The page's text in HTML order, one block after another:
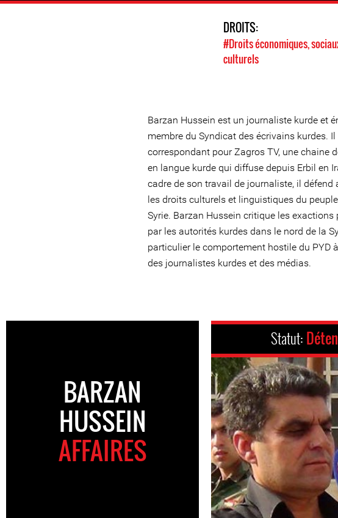
DROITS:
#Droits économiques,
culturels
Barzan Hussein est un journaliste kurde et
membre du Syndicat des écrivains kurdes.
correspondant pour Zagros TV, une chaine
en langue kurde qui diffuse depuis Erbil en
cadre de son travail de journaliste, il défend
les droits culturels et linguistiques du
Syrie. Barzan Hussein critique les exactions
par les autorités kurdes dans le nord de la
particulier le comportement hostile du PYD
des journalistes kurdes et des médias.
BARZAN
HUSSEIN
AFFAIRES
Statut: